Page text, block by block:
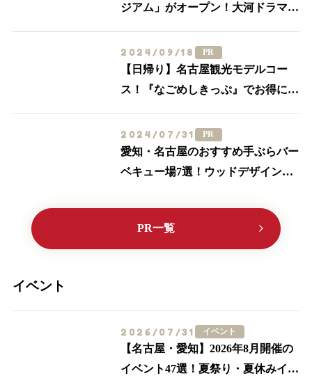
ジアム」がオープン！大河ドラマ
トを一挙紹介
2024/09/18 PR
【日帰り】名古屋観光モデルコー
ス！『なごめしきっぷ』でお得にグ
2024/07/31 PR
愛知・名古屋のおすすめ手ぶらバー
ベキュー場7選！ウッドデザインパ
PR一覧
イベント
2026/07/31 イベント
【名古屋・愛知】2026年8月開催の
イベント47選！夏祭り・夏休みイベ